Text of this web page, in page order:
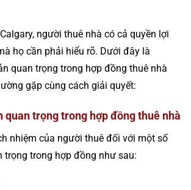
người thuê nhà có cả quyền lợi
họ cần phải hiểu rõ. Dưới đây là
quan trọng trong hợp đồng thuê nhà
gặp cùng cách giải quyết:
quan trọng trong hợp đồng thuê nhà
nhiệm của người thuê đối với một số
trọng trong hợp đồng như sau: